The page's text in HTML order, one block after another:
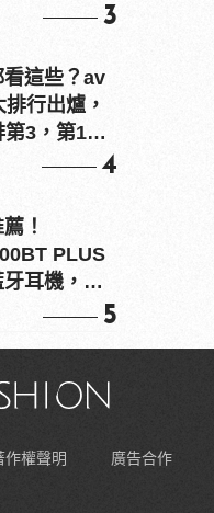
3
這些？av
行出爐，
3，第1名
4
！
PLUS
耳機，在
5
作權聲明
廣告合作